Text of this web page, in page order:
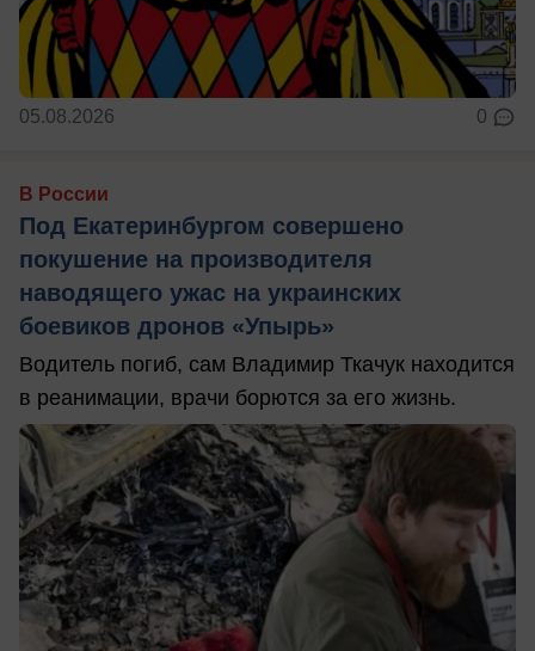
05.08.2026 0
В России
Под Екатеринбургом совершено
покушение на производителя
наводящего ужас на украинских
боевиков дронов «Упырь»
Водитель погиб, сам Владимир Ткачук находится
в реанимации, врачи борются за его жизнь.